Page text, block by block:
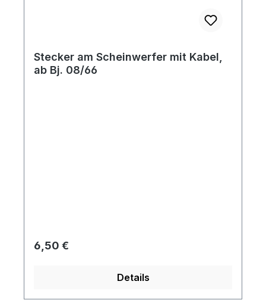
Stecker am Scheinwerfer mit Kabel,
ab Bj. 08/66
Regulärer Preis:
6,50 €
Details